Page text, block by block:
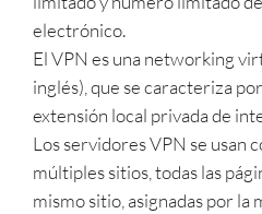
electrónico.
El VPN es una networking
inglés), que se caracteriza
extensión local privada de
Los servidores VPN se usan
múltiples sitios, todas las
mismo sitio, asignadas por la